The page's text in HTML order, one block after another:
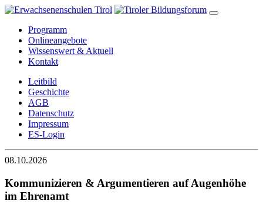
Programm
Onlineangebote
Wissenswert & Aktuell
Kontakt
Leitbild
Geschichte
AGB
Datenschutz
Impressum
ES-Login
08.10.2026
Kommunizieren & Argumentieren auf Augenhöhe
im Ehrenamt